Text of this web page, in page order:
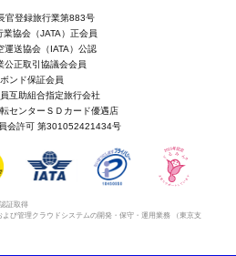
官登録旅行業第883号
業協会（JATA）正会員
運送協会（IATA）公認
公正取引協議会会員
ボンド保証会員
互助組合指定旅行会社
センターＳＤカード優遇店
会許可 第301052421434号
証取得
び管理クラウドシステムの開発・保守・運用業務 （東京支